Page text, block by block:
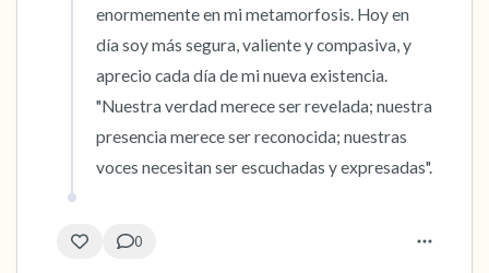
enormemente en mi metamorfosis. Hoy en
día soy más segura, valiente y compasiva, y
aprecio cada día de mi nueva existencia.
"Nuestra verdad merece ser revelada; nuestra
presencia merece ser reconocida; nuestras
voces necesitan ser escuchadas y expresadas".
0